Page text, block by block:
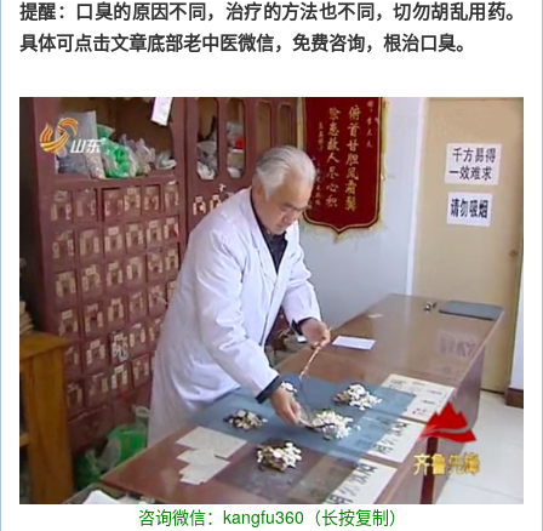
提醒：口臭的原因不同，治疗的方法也不同，切勿胡乱用药。
具体可点击文章底部老中医微信，免费咨询，根治口臭。
咨询微信：kangfu360（长按复制）